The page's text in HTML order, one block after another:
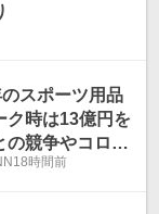
のスポーツ用品
時は13億円を
競争やコロナ
【東京商工リ
18時間前